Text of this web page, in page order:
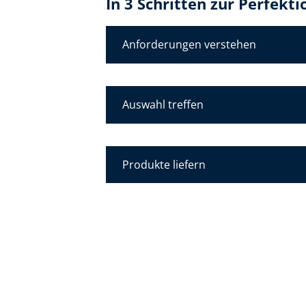
Anforderungen verstehen
Auswahl treffen
Produkte liefern